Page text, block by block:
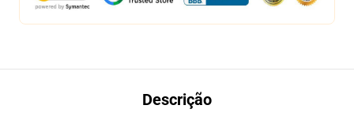
Descrição